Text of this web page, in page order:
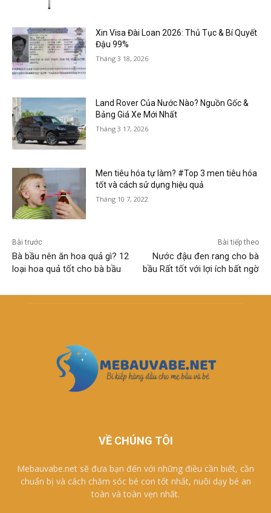
Xin Visa Đài Loan 2026: Thủ Tục & Bí Quyết
Đậu 99%
Tháng 3 18, 2026
Land Rover Của Nước Nào? Nguồn Gốc &
Bảng Giá Xe Mới Nhất
Tháng 3 17, 2026
Men tiêu hóa tự làm? #Top 3 men tiêu hóa
tốt và cách sử dụng hiệu quả
Tháng 10 7, 2022
Bài trước
Bà bầu nên ăn hoa quả gì? 12
loại hoa quả tốt cho bà bầu
Bài tiếp theo
Nước đậu đen rang cho bà
bầu Rất tốt với lợi ích bất ngờ
VỀ CHÚNG TÔI
Mebauvabe.net sẽ đưa bạn đến với những điều cần biết, cần
chuẩn bị và cách chăm sóc bé con tốt nhất, nuôi dạy bé an
toàn và toàn vẹn nhất.